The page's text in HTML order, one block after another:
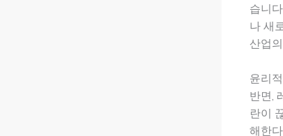
습니
나 새
산업
윤리
반면,
란이
해한